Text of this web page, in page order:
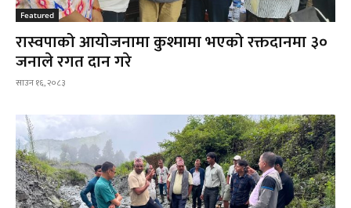
Featured
रास्वपाको आयोजनामा कुश्मामा भएको रक्तदानमा ३०
जनाले रगत दान गरे
साउन १६, २०८३